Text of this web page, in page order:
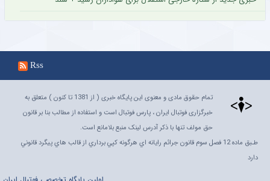
Rss
تمام حقوق مادی و معنوی این پایگاه خبری ( از 1381 تا کنون ) متعلق به
خبرگزاری فوتبال ایران ، پارس فوتبال است و استفاده از مطالب بنا بر قانون
حق مولف تنها با ذکر آدرس لینک منبع بلامانع است.
طـبق ماده 12 فصل سوم قانون جرائم رايانه اي هرگونه کپي برداري از قالب هاي پيگرد قانوني
دارد